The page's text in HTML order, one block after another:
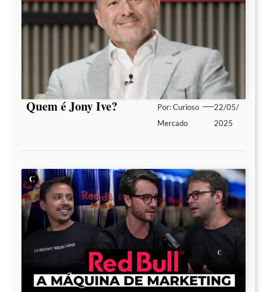
Quem é Jony Ive? Por:Curioso
Mercado
22/05/
2025